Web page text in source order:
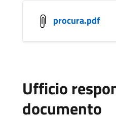
procura.pdf
Ufficio
documento